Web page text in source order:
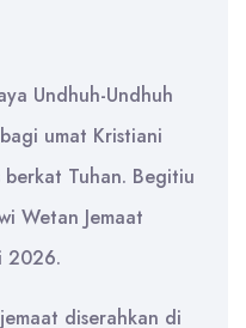
Undhuh-Undhuh
umat Kristiani
Tuhan. Begitiu
Wetan Jemaat
2026.
diserahkan di